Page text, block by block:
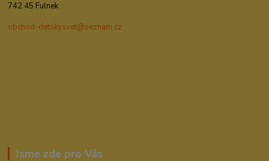
742 45 Fulnek
obchod-detskysvet@seznam.cz
Jsme zde pro Vás